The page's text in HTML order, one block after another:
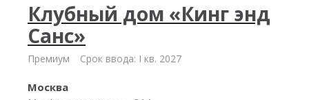
Клубный дом «Кинг энд
Санс»
Премиум Срок ввода: I кв. 2027
Москва